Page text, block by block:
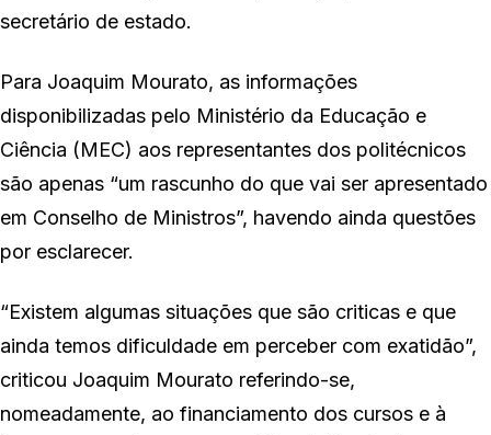
secretário de estado.
Para Joaquim Mourato, as informações
disponibilizadas pelo Ministério da Educação e
Ciência (MEC) aos representantes dos politécnicos
são apenas “um rascunho do que vai ser apresentado
em Conselho de Ministros”, havendo ainda questões
por esclarecer.
“Existem algumas situações que são criticas e que
ainda temos dificuldade em perceber com exatidão”,
criticou Joaquim Mourato referindo-se,
nomeadamente, ao financiamento dos cursos e à